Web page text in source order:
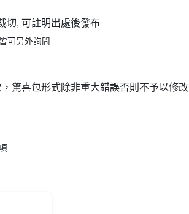
切, 可註明出處後發布
可另外詢問
驚喜包形式除非重大錯誤否則不予以修改